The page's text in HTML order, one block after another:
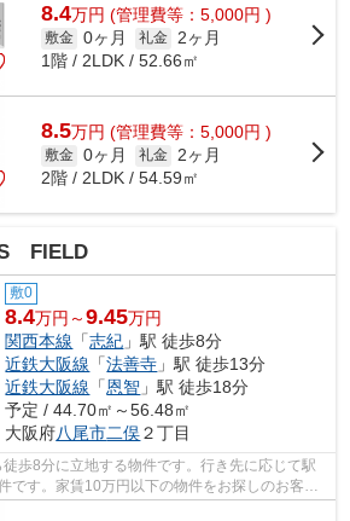
8.4万円 (管理費等：5,000円 )
敷金 0ヶ月 礼金 2ヶ月
1階 / 2LDK / 52.66㎡
8.5万円 (管理費等：5,000円 )
敷金 0ヶ月 礼金 2ヶ月
2階 / 2LDK / 54.59㎡
FIELD
敷0
8.4万円～9.45万円
関西本線 「志紀 」駅 徒歩8分
近鉄大阪線 「法善寺 」駅 徒歩13分
近鉄大阪線 「恩智 」駅 徒歩18分
予定 / 44.70㎡～56.48㎡
大阪府八尾市二俣２丁目
歩8分に立地する物件です。行き先に応じて駅
です。家賃10万円以下の物件をお探しのお客様
FIELD」の物...